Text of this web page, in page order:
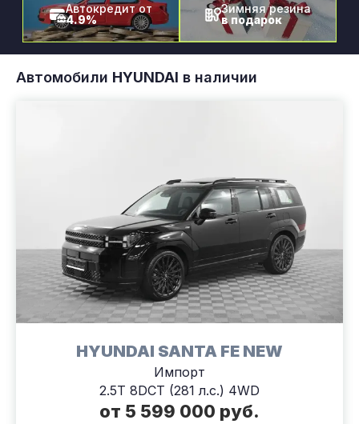
Автокредит от
4.9%
Зимняя резина
в подарок
Автомобили HYUNDAI в наличии
HYUNDAI SANTA FE NEW
Импорт
2.5T 8DCT (281 л.с.) 4WD
от 5 599 000 руб.